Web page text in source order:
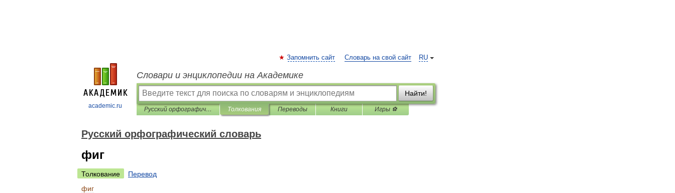
academic.ru
RU
Запомнить сайт Словарь на свой сайт
Словари и энциклопедии на Академике
Найти!
Русский орфографический словарь Толкования Переводы Книги Игры ⚽
Русский орфографический словарь
фиг
Толкование
Перевод
фиг